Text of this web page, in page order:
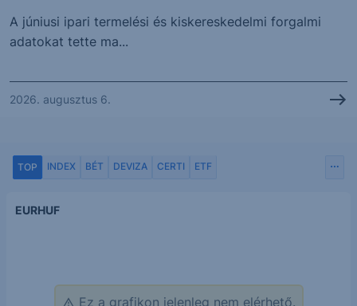
A júniusi ipari termelési és kiskereskedelmi forgalmi
adatokat tette ma...
2026. augusztus 6.
TOP INDEX BÉT DEVIZA CERTI ETF
EURHUF
Ez a grafikon jelenleg nem elérhető.